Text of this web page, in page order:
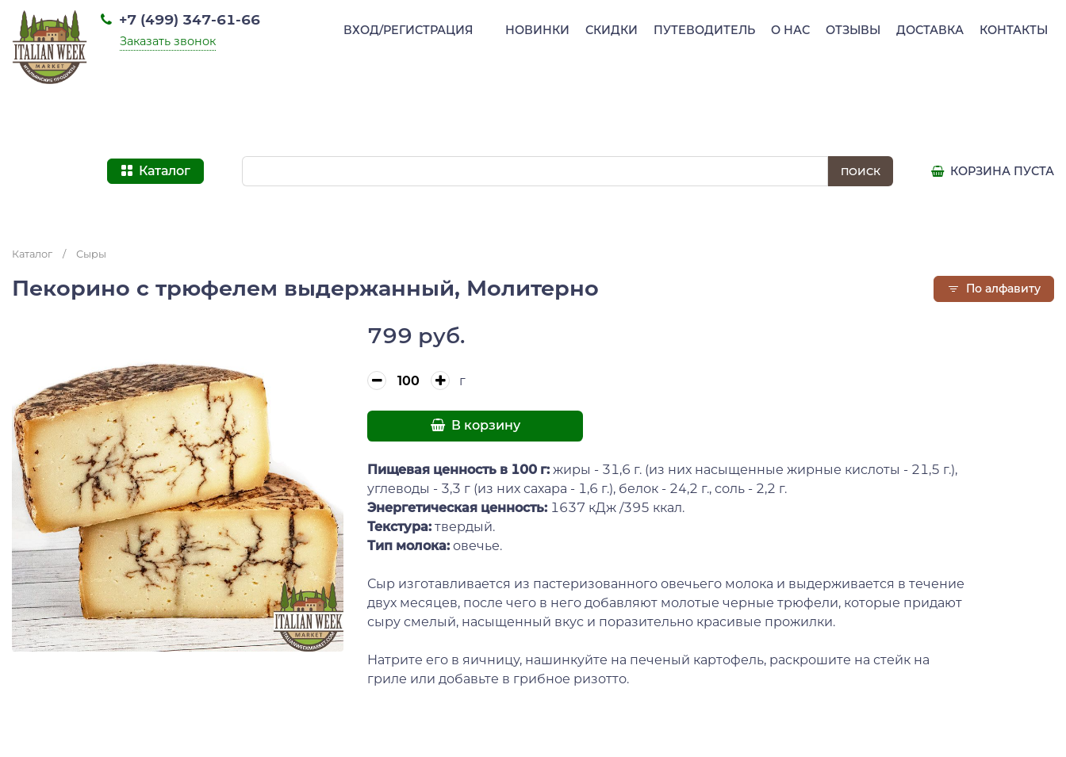
НОВИНКИ СКИДКИ ПУТЕВОДИТЕЛЬ О НАС ОТЗЫВЫ ДОСТАВКА КОНТАКТЫ
+7 (499) 347-61-66
Заказать звонок
ВХОД/РЕГИСТРАЦИЯ
Каталог КОРЗИНА ПУСТА
Каталог / Сыры
Пекорино с трюфелем выдержанный, Молитерно
799 руб.
г
В корзину
Пищевая ценность в 100 г: жиры - 31,6 г. (из них насыщенные жирные кислоты - 21,5 г.),
углеводы - 3,3 г (из них сахара - 1,6 г.), белок - 24,2 г., соль - 2,2 г.
Энергетическая ценность: 1637 кДж /395 ккал.
Текстура: твердый.
Тип молока: овечье.
Сыр изготавливается из пастеризованного овечьего молока и выдерживается в течение
двух месяцев, после чего в него добавляют молотые черные трюфели, которые придают
сыру смелый, насыщенный вкус и поразительно красивые прожилки.
Натрите его в яичницу, нашинкуйте на печеный картофель, раскрошите на стейк на
гриле или добавьте в грибное ризотто.
По алфавиту